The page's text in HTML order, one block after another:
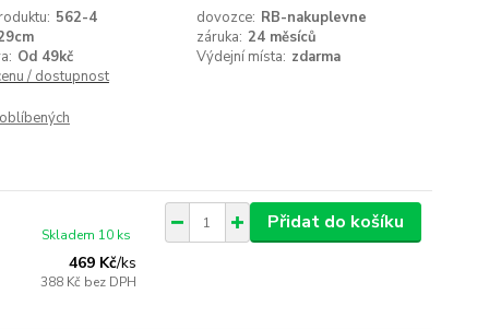
562-4 dovozce: RB-nakuplevne
záruka: 24 měsíců
Od 49kč Výdejní místa: zdarma
/ dostupnost
469 Kč/ks
388 Kč bez DPH
Skladem 10 ks
Přidat do košíku